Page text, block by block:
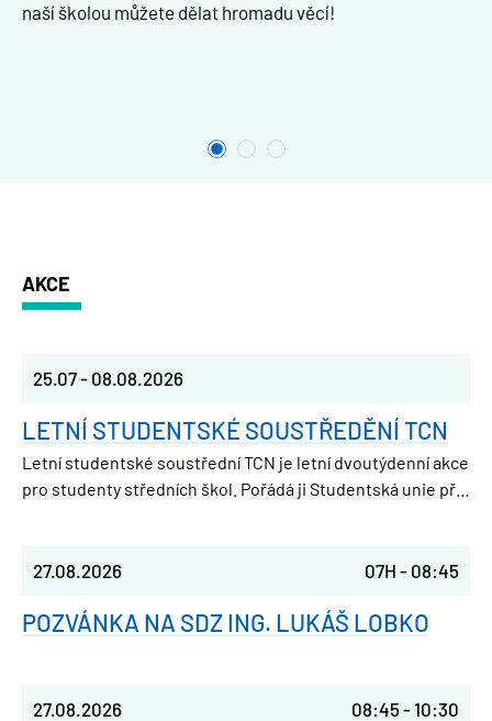
naší školou můžete dělat hromadu věcí!
AKCE
25.07- 08.08.2026
LETNÍ STUDENTSKÉ SOUSTŘEDĚNÍ TCN
Letní studentské soustřední TCN je letní dvoutýdenní akce
pro studenty středních škol. Pořádá ji Studentská unie při
27.08.2026 07H - 08:45
POZVÁNKA NA SDZ ING. LUKÁŠ LOBKO
27.08.2026 08:45 -10:30